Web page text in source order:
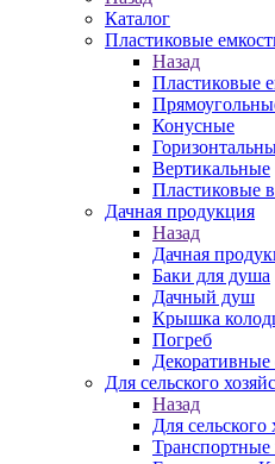
Каталог
Пластиковые
Назад
Пластиковые
Конусные
Вертикальные
Пластиковые
Дачная продукция
Назад
Дачная
Баки для душа
Дачный душ
Крышка
Погреб
Декоративные
Для сельского
Назад
Для сельского
Транспортные